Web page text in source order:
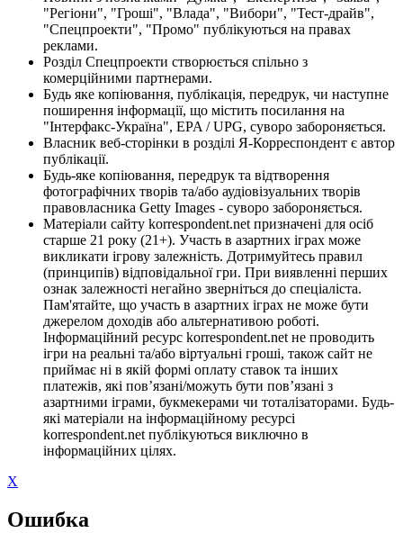
"Регіони", "Гроші", "Влада", "Вибори", "Тест-драйв",
"Спецпроекти", "Промо" публікуються на правах
реклами.
Розділ Спецпроекти створюється спільно з
комерційними партнерами.
Будь яке копіювання, публікація, передрук, чи наступне
поширення інформації, що містить посилання на
"Інтерфакс-Україна", EPA / UPG, суворо забороняється.
Власник веб-сторінки в розділі Я-Корреспондент є автор
публікації.
Будь-яке копіювання, передрук та відтворення
фотографічних творів та/або аудіовізуальних творів
правовласника Getty Images - суворо забороняється.
Матеріали сайту korrespondent.net призначені для осіб
старше 21 року (21+). Участь в азартних іграх може
викликати ігрову залежність. Дотримуйтесь правил
(принципів) відповідальної гри. При виявленні перших
ознак залежності негайно зверніться до спеціаліста.
Пам'ятайте, що участь в азартних іграх не може бути
джерелом доходів або альтернативою роботі.
Інформаційний ресурс korrespondent.net не проводить
ігри на реальні та/або віртуальні гроші, також сайт не
приймає ні в якій формі оплату ставок та інших
платежів, які пов’язані/можуть бути пов’язані з
азартними іграми, букмекерами чи тоталізаторами. Будь-
які матеріали на інформаційному ресурсі
korrespondent.net публікуються виключно в
інформаційних цілях.
X
Ошибка